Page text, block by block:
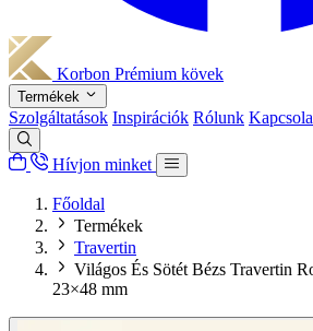
Korbon Prémium kövek
Termékek
Szolgáltatások Inspirációk Rólunk
Hívjon minket
Főoldal
Termékek
Travertin
Világos És Sötét Bézs Travertin
23×48 mm